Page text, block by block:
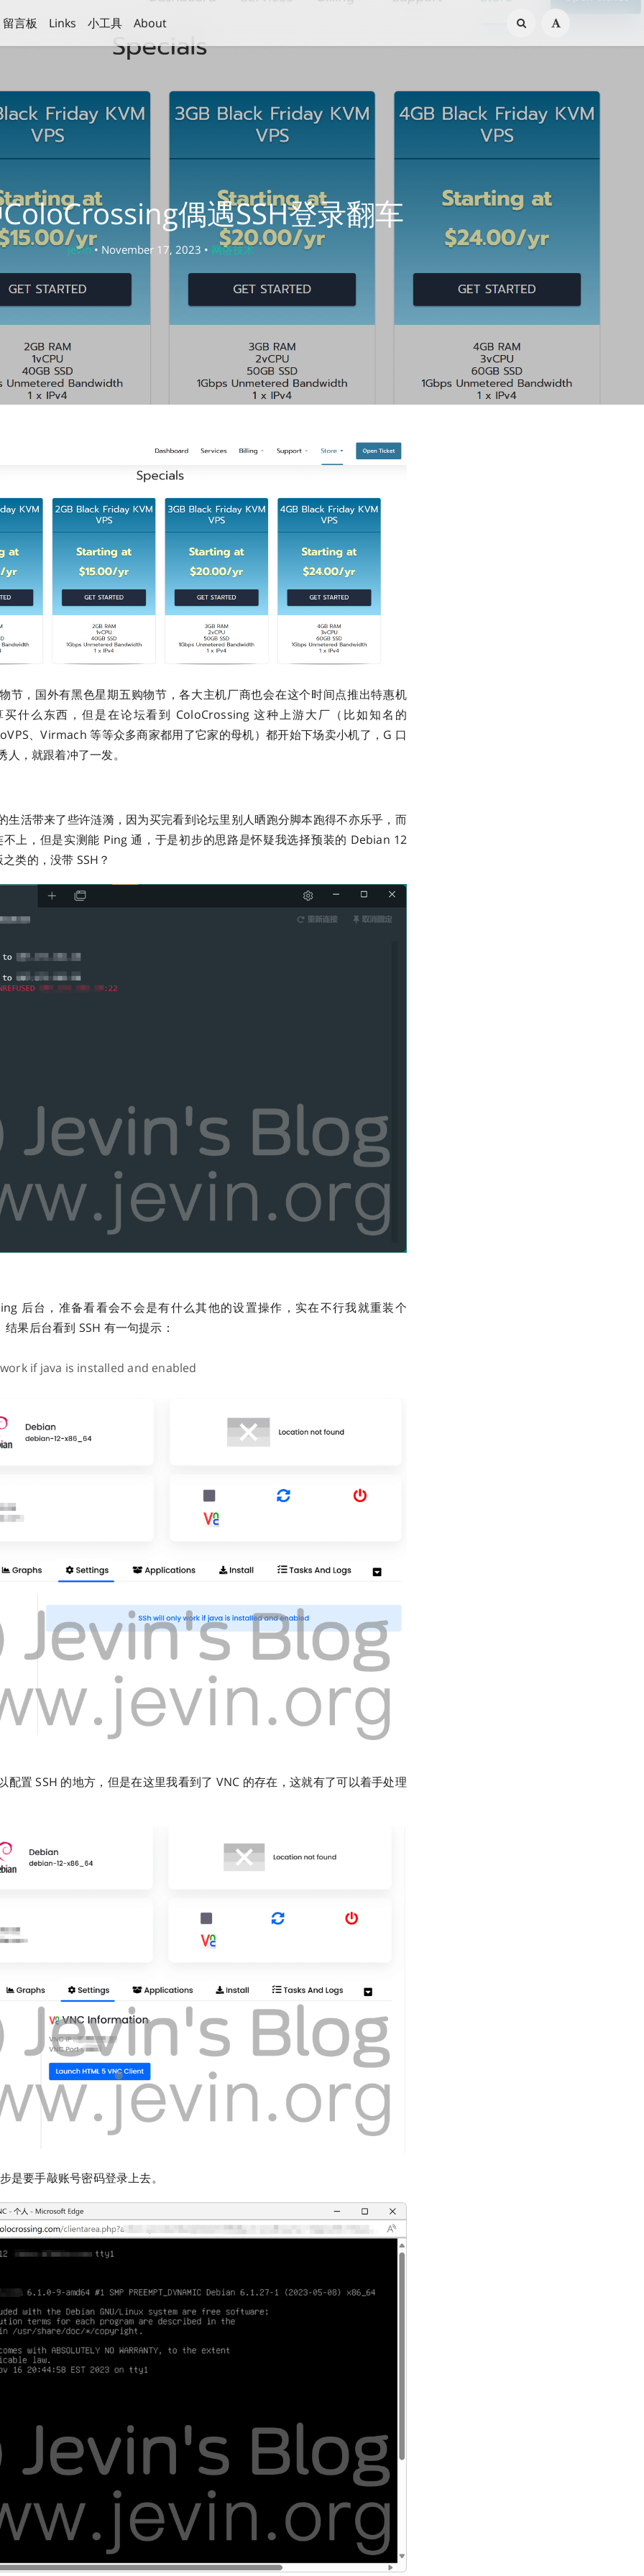
留言板 Links 小工具 About
偶遇SSH登录翻车
jevin• November 17, 2023 • 网络技术
节，国外有黑色星期五购物节，各大主机厂商也会在这个时间点推出特惠机
什么东西，但是在论坛看到 ColoCrossing 这种上游大厂（比如知名的
、Virmach 等等众多商家都用了它家的母机）都开始下场卖小机了，G 口
人，就跟着冲了一发。
生活带来了些许涟漪，因为买完看到论坛里别人晒跑分脚本跑得不亦乐乎，而
不上，但是实测能 Ping 通，于是初步的思路是怀疑我选择预装的 Debian 12
类的，没带 SSH？
后台，准备看看会不会是有什么其他的设置操作，实在不行我就重装个
果后台看到 SSH 有一句提示：
if java is installed and enabled
配置 SSH 的地方，但是在这里我看到了 VNC 的存在，这就有了可以着手处理
是要手敲账号密码登录上去。